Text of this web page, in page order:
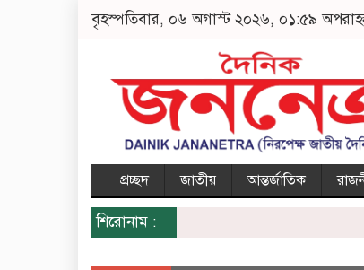
বৃহস্পতিবার, ০৬ অগাস্ট ২০২৬, ০১:৫৯
প্রচ্ছদ জাতীয় আন্তর্জাতিক
শিরোনাম :